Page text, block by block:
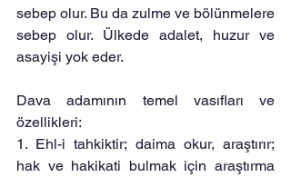
sebep olur. Bu da zulme ve bölünmelere
sebep olur. Ülkede adalet, huzur ve
asayişi yok eder.
Dava adamının temel vasıfları ve
özellikleri:
1. Ehl-i tahkiktir; daima okur, araştırır;
hak ve hakikati bulmak için araştırma